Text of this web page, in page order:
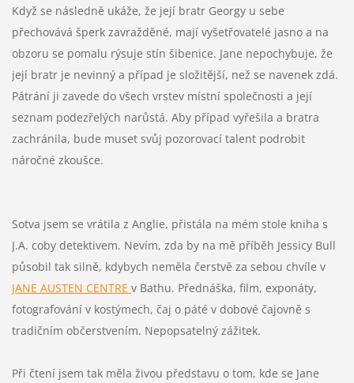
Když se následně ukáže, že její bratr Georgy u sebe
přechovává šperk zavražděné, mají vyšetřovatelé jasno a na
obzoru se pomalu rýsuje stín šibenice. Jane nepochybuje, že
její bratr je nevinný a případ je složitější, než se navenek zdá.
Pátrání ji zavede do všech vrstev místní společnosti a její
seznam podezřelých narůstá. Aby případ vyřešila a bratra
zachránila, bude muset svůj pozorovací talent podrobit
náročné zkoušce.
Sotva jsem se vrátila z Anglie, přistála na mém stole kniha s
J.A. coby detektivem. Nevím, zda by na mě příběh Jessicy Bull
působil tak silně, kdybych neměla čerstvě za sebou chvíle v
JANE AUSTEN CENTRE v Bathu. Přednáška, film, exponáty,
fotografování v kostýmech, čaj o páté v dobové čajovně s
tradičním občerstvením. Nepopsatelný zážitek.
Při čtení jsem tak měla živou představu o tom, kde se Jane